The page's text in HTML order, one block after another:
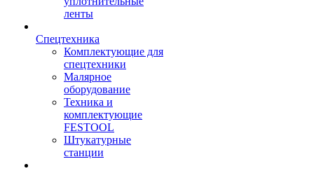
ленты
Спецтехника
Комплектующие для
спецтехники
Малярное
оборудование
Техника и
комплектующие
FESTOOL
Штукатурные
станции